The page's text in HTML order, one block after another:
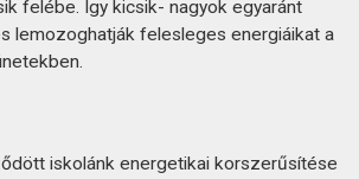
felébe. Így kicsik- nagyok egyaránt
lemozoghatják felesleges energiáikat a
iskolánk energetikai korszerűsítése